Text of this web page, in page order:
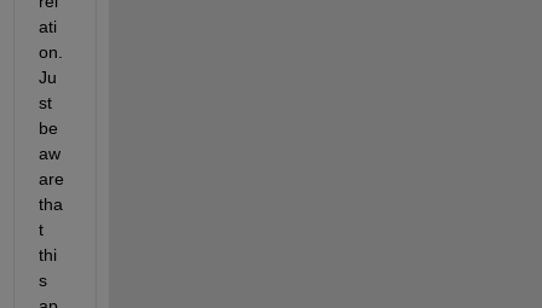
ati
on.
Ju
st
be
aw
are
tha
t
thi
s